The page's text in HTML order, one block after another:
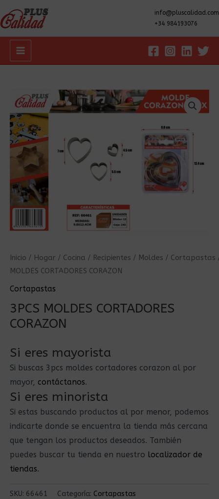
info@pluscalidad.com
+34 984193076
Main
Inicio / Hogar / Cocina / Recipientes / Moldes / Cortapastas
MOLDES CORTADORES CORAZON
Cortapastas
3PCS MOLDES CORTADORES
CORAZON
Si eres mayorista
Si buscas 3pcs moldes cortadores corazon al por
mayor, contáctanos.
Si eres minorista
Si estas buscando productos al por menor, podemos
indicarte donde se encuentra la tienda más cercana
que tengan los productos deseados. También
puedes buscar tu tienda en nuestro localizador de
tiendas.
SKU: 66461 Categoría: Cortapastas